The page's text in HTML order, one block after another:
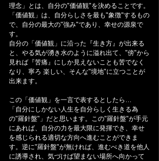
理念」とは、自分の"価値観"を決めることです。
「価値観」は、自分らしさを最も"象徴"するもの
で、自分の最大の"強み"であり、幸せの源泉で
す。
自分の「価値観」に沿った『生き方』が出来る
と、やる気が湧き水のように溢れ出て、"傍"から
見れば『苦痛』にしか見えないことも苦でなく
なり、寧ろ 楽しい、そんな"境地"に立つことが
出来ます。
この「価値観」を一言で表するとしたら…
「自分にしかない人生を自分らしく生きる為
の"羅針盤"」だと思います。この"羅針盤"が手元
にあれば、自分の力を最大限に発揮でき、幸せ
を感じられる適切な方向へ進むことができま
す。逆に"羅針盤"が無ければ、進むべき道を他人
に誘導され、気づけば望まない場所へ向かって